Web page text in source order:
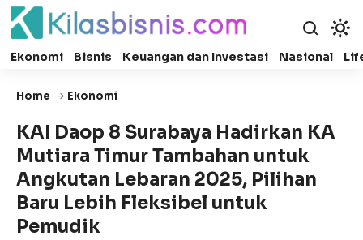
Ekonomi Bisnis Keuangan dan Investasi Nasional
Home Ekonomi
KAI Daop 8 Surabaya Hadirkan KA
Mutiara Timur Tambahan untuk
Angkutan Lebaran 2025, Pilihan
Baru Lebih Fleksibel untuk
Pemudik